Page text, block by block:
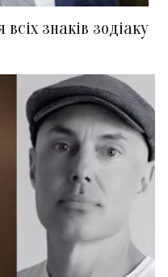
знаків зодіаку